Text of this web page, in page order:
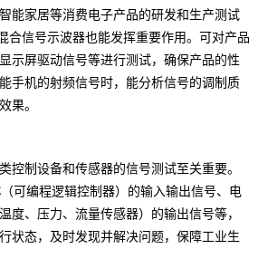
能家居等消费电子产品的研发和生产测试
合信号示波器也能发挥重要作用。可对产品
示屏驱动信号等进行测试，确保产品的性
手机的射频信号时，能分析信号的调制质
果。
控制设备和传感器的信号测试至关重要。
可编程逻辑控制器）的输入输出信号、电
度、压力、流量传感器）的输出信号等，
状态，及时发现并解决问题，保障工业生